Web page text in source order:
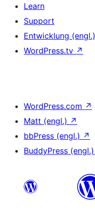
Learn
Support
Entwicklung (engl.)
WordPress.tv ↗
WordPress.com ↗
Matt (engl.) ↗
bbPress (engl.) ↗
BuddyPress (engl.)